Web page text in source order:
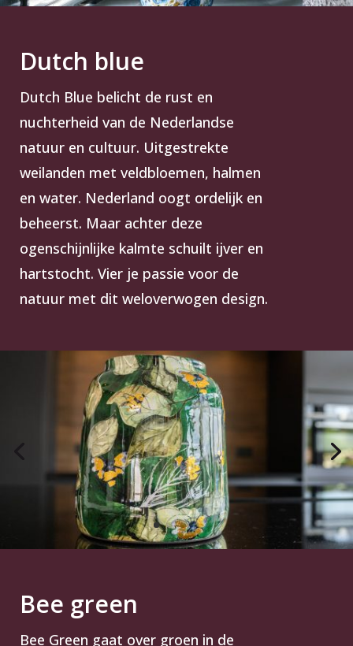
Dutch blue
Dutch Blue belicht de rust en
nuchterheid van de Nederlandse
natuur en cultuur. Uitgestrekte
weilanden met veldbloemen, halmen
en water. Nederland oogt ordelijk en
beheerst. Maar achter deze
ogenschijnlijke kalmte schuilt ijver en
hartstocht. Vier je passie voor de
natuur met dit weloverwogen design.
Bee green
Bee Green gaat over groen in de